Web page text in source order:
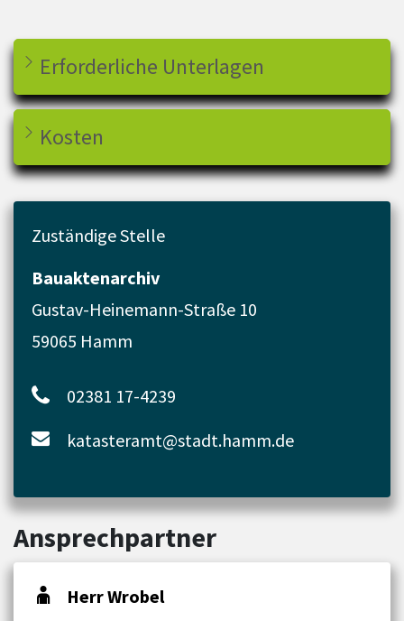
Erforderliche Unterlagen
Kosten
Zuständige Stelle
Bauaktenarchiv
Gustav-Heinemann-Straße 10
59065 Hamm
02381 17-4239
katasteramt@stadt.hamm.de
Ansprechpartner
Herr Wrobel